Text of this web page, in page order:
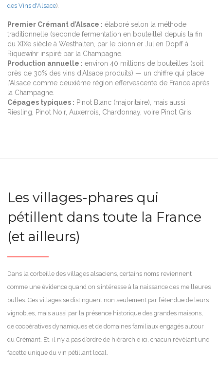
des Vins d'Alsace).
Premier Crémant d’Alsace : élaboré selon la méthode
traditionnelle (seconde fermentation en bouteille) depuis la fin
du XIXe siècle à Westhalten, par le pionnier Julien Dopff à
Riquewihr inspiré par la Champagne.
Production annuelle : environ 40 millions de bouteilles (soit
près de 30% des vins d’Alsace produits) — un chiffre qui place
l’Alsace comme deuxième région effervescente de France après
la Champagne.
Cépages typiques : Pinot Blanc (majoritaire), mais aussi
Riesling, Pinot Noir, Auxerrois, Chardonnay, voire Pinot Gris.
Les villages-phares qui
pétillent dans toute la France
(et ailleurs)
Dans la corbeille des villages alsaciens, certains noms reviennent
comme une évidence quand on s’intéresse à la naissance des meilleures
bulles. Ces villages se distinguent non seulement par l’étendue de leurs
vignobles, mais aussi par la présence historique des grandes maisons,
de coopératives dynamiques et de domaines familiaux engagés autour
du Crémant. Et, il n’y a pas d’ordre de hiérarchie ici, chacun révélant une
facette unique du vin pétillant local.